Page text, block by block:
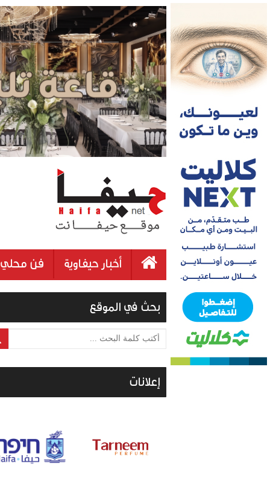
أخبار حيفاوية فن محلي
بحث في الموقع
أكتب كلمة البحث ...
إعلانات